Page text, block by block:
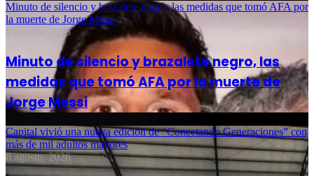
Minuto de silencio y brazalete negro, las medidas que tomó AFA por
la muerte de Jorge Messi
8 agosto, 2026
Minuto de silencio y brazalete negro, las
medidas que tomó AFA por la muerte de
Jorge Messi
Capital vivió una nueva edición de “Conectando Generaciones” con
más de mil adultos mayores
8 agosto, 2026